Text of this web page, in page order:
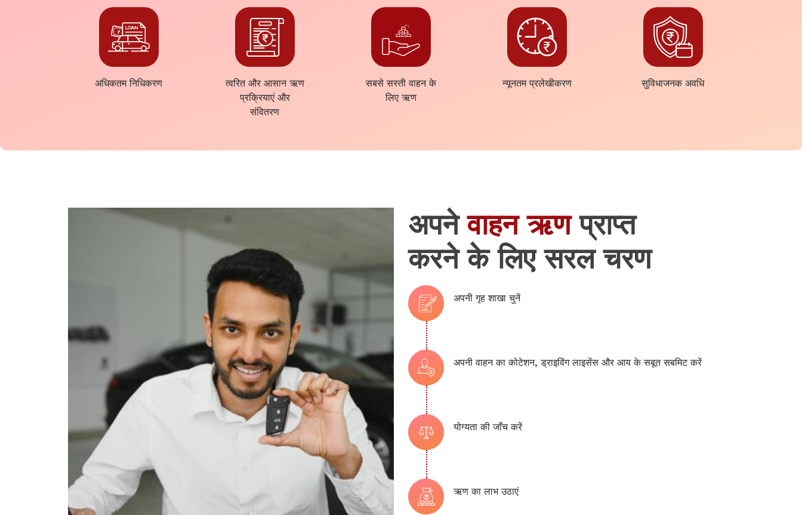
अधिकतम निधिकरण
त्वरित और आसान ऋण
प्रक्रियाएं और
संवितरण
सबसे सस्ती वाहन के
लिए ऋण
न्यूनतम प्रलेखीकरण सुविधाजनक अवधि
अपनेवाहन ऋणप्राप्त
करने के लिए सरल चरण
अपनी गृह शाखा चुनें
अपनी वाहन का कोटेशन, ड्राइविंग लाइसेंस और आय के सबूत सबमिट करें
योग्यता की जाँच करें
ऋण का लाभ उठाएं